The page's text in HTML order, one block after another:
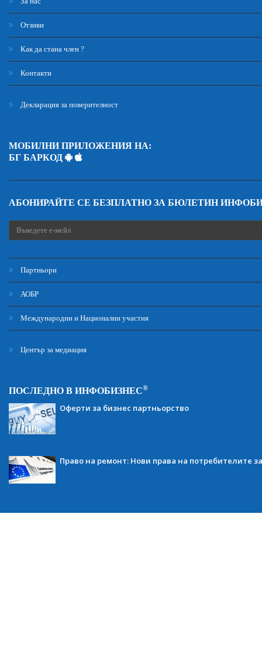
Отзиви
Как да стана член ?
Контакти
Декларация за поверителност
МОБИЛНИ ПРИЛОЖЕНИЯ НА:
БГ БАРКОД
АБОНИРАЙТЕ СЕ БЕЗПЛАТНО ЗА БЮЛЕТИН
Партньори
АОБР
Международни и Национални участия
Център за медиация
ПОСЛЕДНО В ИНФОБИЗНЕС®
Оферти за бизнес партньорство
Право на ремонт: Нови права на потребителите